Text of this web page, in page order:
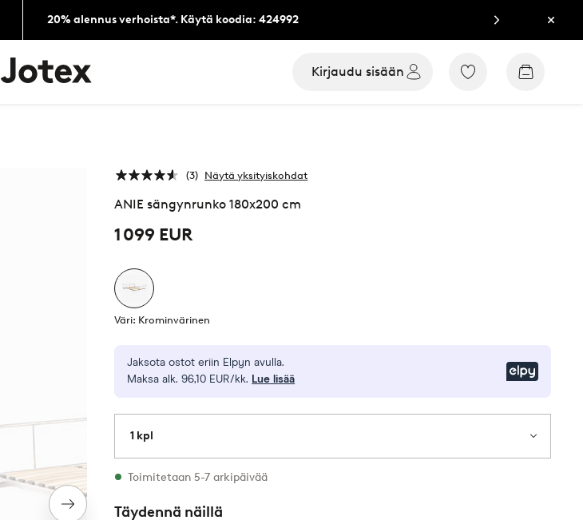
20% alennus verhoista*. Käytä koodia: 424992 Sulje
Jotex-
logo
Kirjaudu sisään
Siirry
Siirry
Seuraava
3 Näytä yksityiskohdat
ANIE sängynrunko 180x200 cm
1 099 EUR
Väri: Krominvärinen
Jaksota ostot eriin Elpyn avulla.
Maksa alk. 96,10 EUR/kk. Lue lisää
1 kpl
Varastossa
Toimitetaan 5-7 arkipäivää
Täydennä näillä